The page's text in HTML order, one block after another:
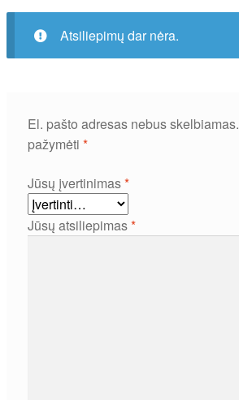
Atsiliepimų dar nėra.
El. pašto adresas nebus skelbiamas.
pažymėti *
Jūsų įvertinimas*
Jūsų atsiliepimas*